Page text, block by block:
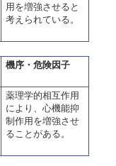
用を増強させると
考えられている。
機序・危険因子
薬理学的相互作用
により、心機能抑
制作用を増強させ
ることがある。